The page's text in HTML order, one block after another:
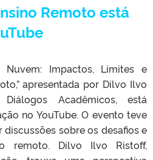
Remoto está
Impactos, Limites e
apresentada por Dilvo Ilvo
Acadêmicos, está
no YouTube. O evento teve
sobre os desafios e
remoto. Dilvo Ilvo Ristoff,